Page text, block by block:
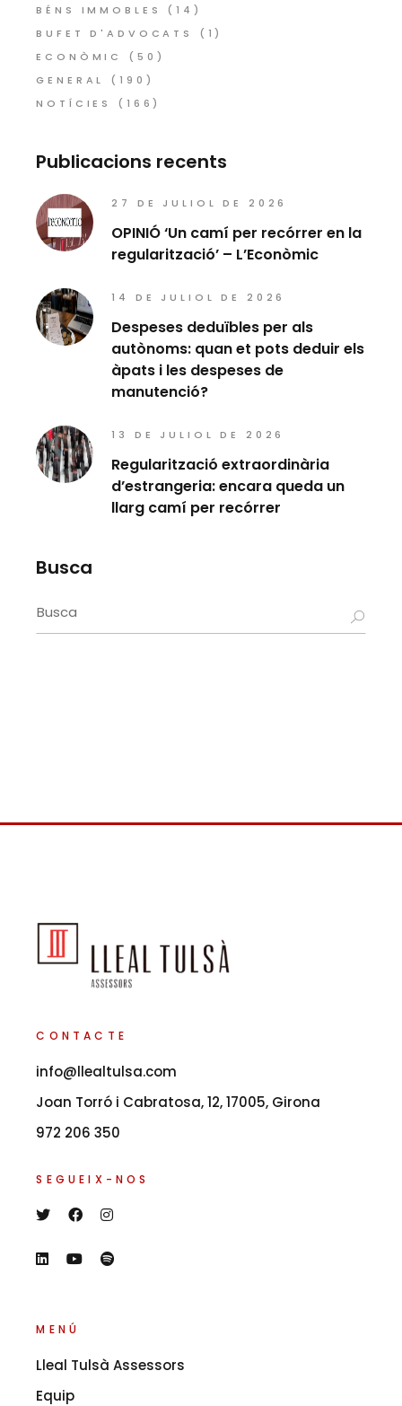
BÉNS IMMOBLES
(14)
BUFET D'ADVOCATS
(1)
ECONÒMIC
(50)
GENERAL
(190)
NOTÍCIES
(166)
Publicacions recents
27 DE JULIOL DE 2026
OPINIÓ ‘Un camí per recórrer en la
regularització’ – L’Econòmic
14 DE JULIOL DE 2026
Despeses deduïbles per als
autònoms: quan et pots deduir els
àpats i les despeses de
manutenció?
13 DE JULIOL DE 2026
Regularització extraordinària
d’estrangeria: encara queda un
llarg camí per recórrer
Busca
Search
for:
CONTACTE
info@llealtulsa.com
Joan Torró i Cabratosa, 12, 17005, Girona
972 206 350
SEGUEIX-NOS
MENÚ
Lleal Tulsà Assessors
Equip